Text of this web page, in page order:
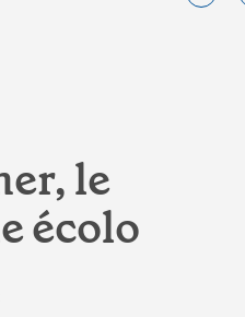
er,le
eécolo